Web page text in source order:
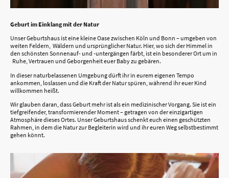
Geburt im Einklang mit der Natur
Unser Geburtshaus ist eine kleine Oase zwischen Köln und Bonn – umgeben von
weiten Feldern, Wäldern und ursprünglicher Natur. Hier, wo sich der Himmel in
den schönsten Sonnenauf- und -untergängen färbt, ist ein besonderer Ort um in
Ruhe, Vertrauen und Geborgenheit euer Baby zu gebären.
In dieser naturbelassenen Umgebung dürft ihr in eurem eigenen Tempo
ankommen, loslassen und die Kraft der Natur spüren, während ihr euer Kind
willkommen heißt.
Wir glauben daran, dass Geburt mehr ist als ein medizinischer Vorgang. Sie ist ein
tiefgreifender, transformierender Moment – getragen von der einzigartigen
Atmosphäre dieses Ortes. Unser Geburtshaus schenkt euch einen geschützten
Rahmen, in dem die Natur zur Begleiterin wird und ihr euren Weg selbstbestimmt
gehen könnt.